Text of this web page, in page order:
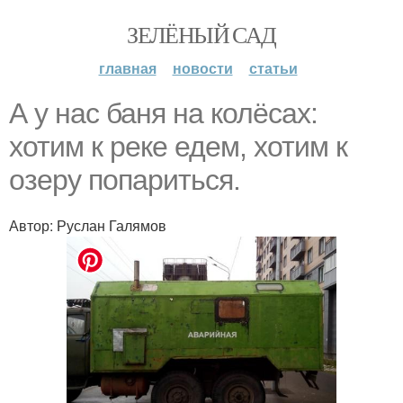
ЗЕЛЁНЫЙ САД
главная новости статьи
А у нас баня на колёсах:
хотим к реке едем, хотим к
озеру попариться.
Автор: Руслан Галямов